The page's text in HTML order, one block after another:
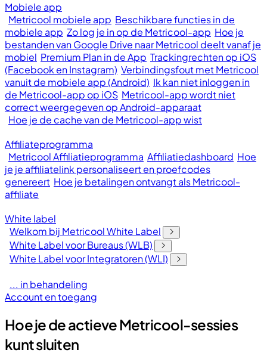
Mobiele app
Metricool mobiele app Beschikbare functies in de
mobiele app Zo log je in op de Metricool-app Hoe je
bestanden van Google Drive naar Metricool deelt vanaf je
mobiel Premium Plan in de App Trackingrechten op iOS
(Facebook en Instagram) Verbindingsfout met Metricool
vanuit de mobiele app (Android) Ik kan niet inloggen in
de Metricool-app op iOS Metricool-app wordt niet
correct weergegeven op Android-apparaat
Hoe je de cache van de Metricool-app wist
Affiliateprogramma
Metricool Affiliatieprogramma Affiliatiedashboard Hoe
je je affiliatelink personaliseert en proefcodes
genereert Hoe je betalingen ontvangt als Metricool-
affiliate
White label
Welkom bij Metricool White Label
White Label voor Bureaus (WLB)
White Label voor Integratoren (WLI)
... in behandeling
Account en toegang
Hoe je de actieve Metricool-sessies
kunt sluiten